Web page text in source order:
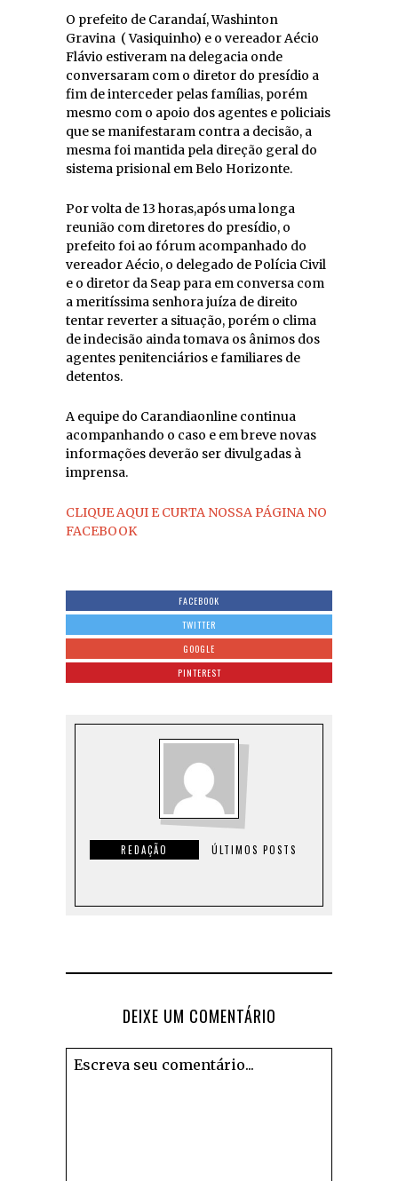
O prefeito de Carandaí, Washinton
Gravina ( Vasiquinho) e o vereador Aécio
Flávio estiveram na delegacia onde
conversaram com o diretor do presídio a
fim de interceder pelas famílias, porém
mesmo com o apoio dos agentes e policiais
que se manifestaram contra a decisão, a
mesma foi mantida pela direção geral do
sistema prisional em Belo Horizonte.
Por volta de 13 horas,após uma longa
reunião com diretores do presídio, o
prefeito foi ao fórum acompanhado do
vereador Aécio, o delegado de Polícia Civil
e o diretor da Seap para em conversa com
a meritíssima senhora juíza de direito
tentar reverter a situação, porém o clima
de indecisão ainda tomava os ânimos dos
agentes penitenciários e familiares de
detentos.
A equipe do Carandiaonline continua
acompanhando o caso e em breve novas
informações deverão ser divulgadas à
imprensa.
CLIQUE AQUI E CURTA NOSSA PÁGINA NO
FACEBOOK
FACEBOOK
TWITTER
GOOGLE
PINTEREST
REDAÇÃO ÚLTIMOS POSTS
DEIXE UM COMENTÁRIO